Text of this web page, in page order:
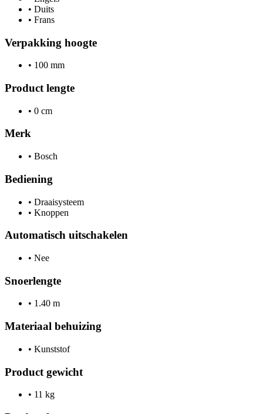
• Duits
• Frans
Verpakking hoogte
• 100 mm
Product lengte
• 0 cm
Merk
• Bosch
Bediening
• Draaisysteem
• Knoppen
Automatisch uitschakelen
• Nee
Snoerlengte
• 1.40 m
Materiaal behuizing
• Kunststof
Product gewicht
• 11 kg